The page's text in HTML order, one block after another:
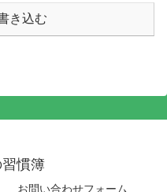
き込む
慣簿
お問い合わせフォーム